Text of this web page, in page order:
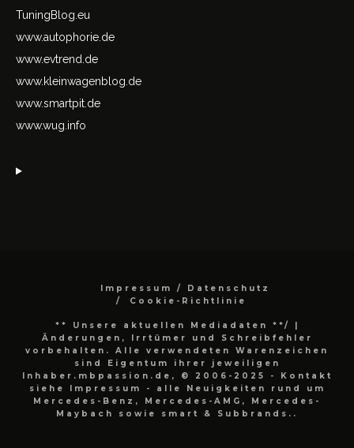
TuningBlog.eu
www.autophorie.de
www.evtrend.de
www.kleinwagenblog.de
www.smartpit.de
www.wug.info
Impressum / Datenschutz
Cookie-Richtlinie
** Unsere aktuellen Mediadaten **/
|
Änderungen, Irrtümer und Schreibfehler
vorbehalten. Alle verwendeten Warenzeichen
sind Eigentum ihrer jeweiligen
Inhaber.mbpassion.de, © 2006-2025 - Kontakt
siehe Impressum - alle Neuigkeiten rund um
Mercedes-Benz, Mercedes-AMG, Mercedes-
Maybach sowie smart & Subbrands..